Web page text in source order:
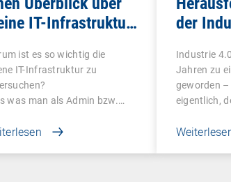
IT-Infrastruktur
ist es so wichtig die
IT-Infrastruktur zu
was man als Admin bzw.…
der
Industrie
Jahren zu
geworden
eigentlich,